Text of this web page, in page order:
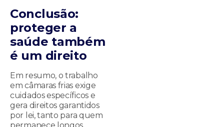
Conclusão:
proteger a
saúde também
é um direito
Em resumo, o trabalho
em câmaras frias exige
cuidados específicos e
gera direitos garantidos
por lei, tanto para quem